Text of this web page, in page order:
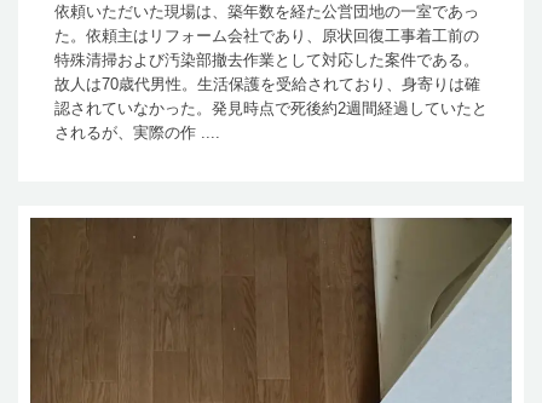
依頼いただいた現場は、築年数を経た公営団地の一室であっ
た。依頼主はリフォーム会社であり、原状回復工事着工前の
特殊清掃および汚染部撤去作業として対応した案件である。
故人は70歳代男性。生活保護を受給されており、身寄りは確
認されていなかった。発見時点で死後約2週間経過していたと
されるが、実際の作 ....